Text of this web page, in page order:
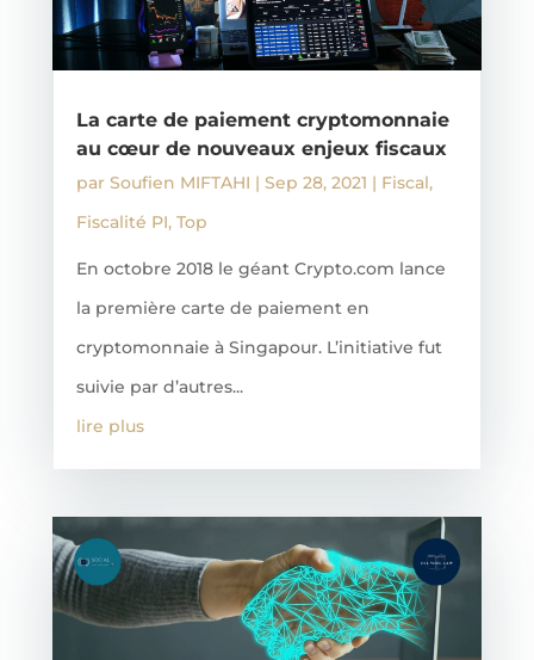
La carte de paiement cryptomonnaie
au cœur de nouveaux enjeux fiscaux
par Soufien MIFTAHI | Sep 28, 2021 | Fiscal,
Fiscalité PI, Top
En octobre 2018 le géant Crypto.com lance
la première carte de paiement en
cryptomonnaie à Singapour. L’initiative fut
suivie par d’autres...
lire plus